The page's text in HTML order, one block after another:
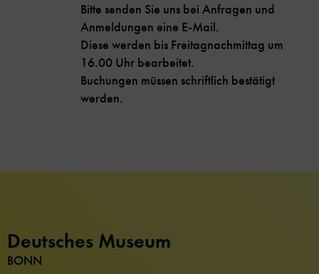
Bitte senden Sie uns bei Anfragen und
Anmeldungen eine E-Mail.
Diese werden bis Freitagnachmittag um
16.00 Uhr bearbeitet.
Buchungen müssen schriftlich bestätigt
werden.
Deutsches Museum
BONN